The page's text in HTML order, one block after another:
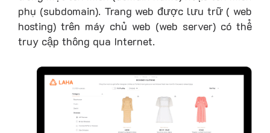
phụ (subdomain). Trang web được lưu trữ ( web
hosting) trên máy chủ web (web server) có thể
truy cập thông qua Internet.